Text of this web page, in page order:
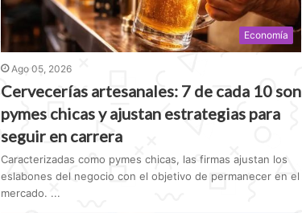
Economía
Ago 05, 2026
Cervecerías artesanales: 7 de cada 10 son
pymes chicas y ajustan estrategias para
seguir en carrera
Caracterizadas como pymes chicas, las firmas ajustan los
eslabones del negocio con el objetivo de permanecer en el
mercado. ...